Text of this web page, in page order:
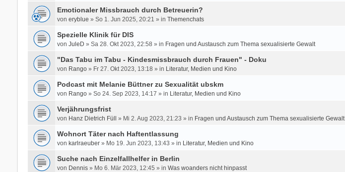
Emotionaler Missbrauch durch Betreuerin?
von eryblue » So 1. Jun 2025, 20:21 » in Themenchats
Spezielle Klinik für DIS
von JuleD » Sa 28. Okt 2023, 22:58 » in Fragen und Austausch zum Thema sexualisierte Gewalt
"Das Tabu im Tabu - Kindesmissbrauch durch Frauen" - Doku
von Rango» Fr 27. Okt 2023, 13:18 » in Literatur, Medien und Kino
Podcast mit Melanie Büttner zu Sexualität ubskm
von Rango» So 24. Sep 2023, 14:17 » in Literatur, Medien und Kino
Verjährungsfrist
von Hanz Dietrich Füll » Mi 2. Aug 2023, 21:23 » in Fragen und Austausch zum Thema sexualisierte Gewalt
Wohnort Täter nach Haftentlassung
von karlraeuber» Mo 19. Jun 2023, 13:43 » in Literatur, Medien und Kino
Suche nach Einzelfallhelfer in Berlin
von Dennis» Mo 6. Mär 2023, 12:45 » in Was woanders nicht hinpasst